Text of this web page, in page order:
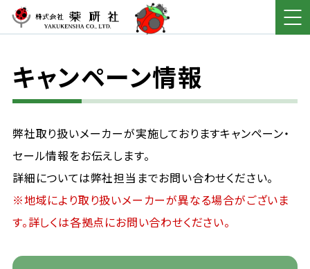
キャンペーン情報
弊社取り扱いメーカーが実施しておりますキャンペーン・
セール情報をお伝えします。
詳細については弊社担当までお問い合わせください。
※地域により取り扱いメーカーが異なる場合がございま
す。詳しくは各拠点にお問い合わせください。